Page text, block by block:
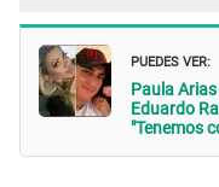
PUEDES VER:
Paula
Eduardo
"Tenemos